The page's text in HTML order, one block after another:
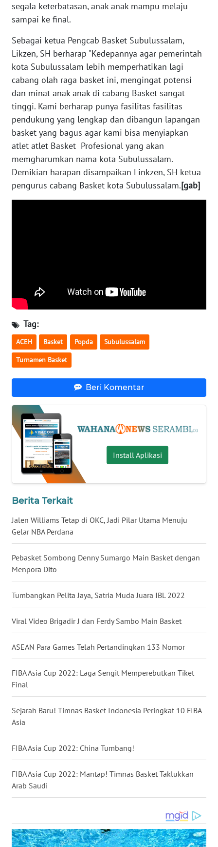
segala keterbatasan, anak anak mampu melaju
sampai ke final.
Sebagai ketua Pengcab Basket Subulussalam,
Likzen, SH berharap "Kedepannya agar pemerintah
kota Subulussalam lebih memperhatikan lagi
cabang olah raga basket ini, mengingat potensi
dan minat anak anak di cabang Basket sangat
tinggi. Kami berharap punya fasilitas fasilitas
pendukung yang lengkap dan dibangun lapangan
basket yang bagus agar kami bisa menyiapkan
atlet atlet Basket Profesional yang akan
memgharumkan nama kota Subulussalam.
Demikian harapan disampaikan Linkzen, SH ketua
pengurus cabang Basket kota Subulussalam.[gab]
Tag:
ACEH Basket Popda Subulussalam
Turnamen Basket
Beri Komentar
Install Aplikasi
Berita Terkait
Jalen Williams Tetap di OKC, Jadi Pilar Utama Menuju
Gelar NBA Perdana
Pebasket Sombong Denny Sumargo Main Basket dengan
Menpora Dito
Tumbangkan Pelita Jaya, Satria Muda Juara IBL 2022
Viral Video Brigadir J dan Ferdy Sambo Main Basket
ASEAN Para Games Telah Pertandingkan 133 Nomor
FIBA Asia Cup 2022: Laga Sengit Memperebutkan Tiket
Final
Sejarah Baru! Timnas Basket Indonesia Peringkat 10 FIBA
Asia
FIBA Asia Cup 2022: China Tumbang!
FIBA Asia Cup 2022: Mantap! Timnas Basket Taklukkan
Arab Saudi
WN
JABAR
WN
BANTEN
WN
NTT
WN
WN
PAPUA
WN
PAPUA
WN
WN
SULTRA
WN
WN
SULTENG
WN
SULBAR
BABEL
WN
SUMBAR
WN
SUMSEL
WN
BENGKULU
WN
JATENG
NUSANTARA
JOGJA
WN
JATIM
BALI